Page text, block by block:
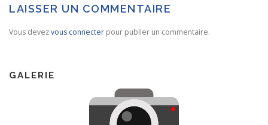
LAISSER UN COMMENTAIRE
Vous devezvous connecter pour publier un commentaire.
GALERIE